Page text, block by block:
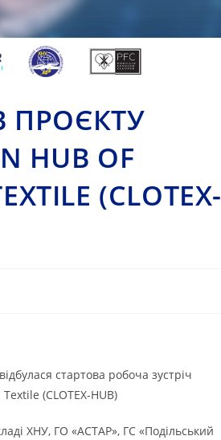
ПРОЄКТУ
HUB OF
(CLOTEX-
стартова робоча зустріч
(CLOTEX-HUB)
ХНУ, ГО «АСТАР», ГС «Подільський